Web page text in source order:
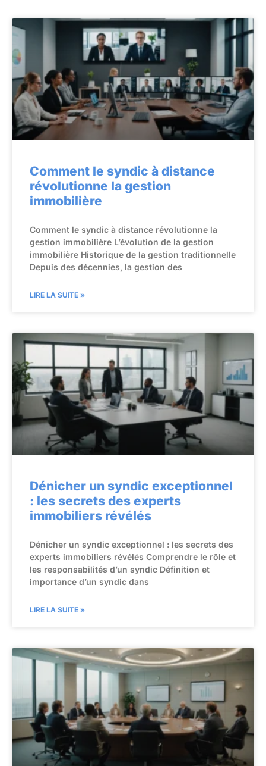
Comment le syndic à distance
révolutionne la gestion
immobilière
Comment le syndic à distance révolutionne la
gestion immobilière L’évolution de la gestion
immobilière Historique de la gestion traditionnelle
Depuis des décennies, la gestion des
LIRE LA SUITE »
Dénicher un syndic exceptionnel
: les secrets des experts
immobiliers révélés
Dénicher un syndic exceptionnel : les secrets des
experts immobiliers révélés Comprendre le rôle et
les responsabilités d’un syndic Définition et
importance d’un syndic dans
LIRE LA SUITE »